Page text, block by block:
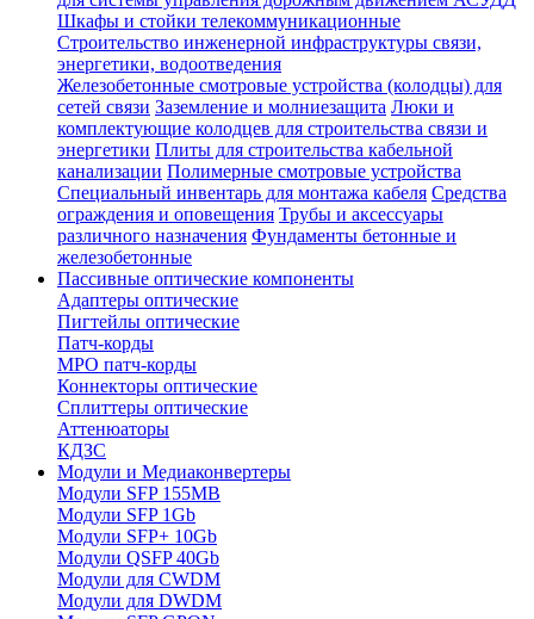
Шкафы и стойки телекоммуникационные
Строительство инженерной инфраструктуры связи,
энергетики, водоотведения
Железобетонные смотровые устройства (колодцы) для
сетей связи Заземление и молниезащита Люки и
комплектующие колодцев для строительства связи и
энергетики Плиты для строительства кабельной
канализации Полимерные смотровые устройства
Специальный инвентарь для монтажа кабеля Средства
ограждения и оповещения Трубы и аксессуары
различного назначения Фундаменты бетонные и
железобетонные
Пассивные оптические компоненты
Адаптеры оптические
Пигтейлы оптические
Патч-корды
MPO патч-корды
Коннекторы оптические
Сплиттеры оптические
Аттенюаторы
КДЗС
Модули и Медиаконвертеры
Модули SFP 155MB
Модули SFP 1Gb
Модули SFP+ 10Gb
Модули QSFP 40Gb
Модули для CWDM
Модули для DWDM